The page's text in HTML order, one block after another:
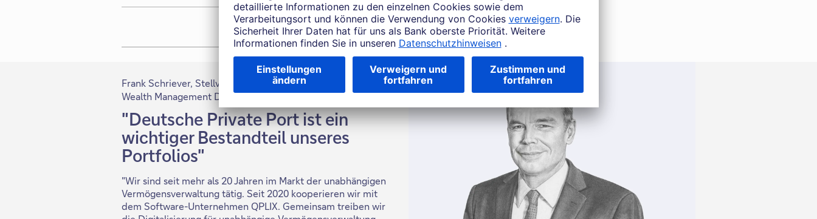
Frank Schriever, Stellvertretender Leiter und Vice Chairman
Wealth Management Deutschland:
"Deutsche Private Port ist ein
wichtiger Bestandteil unseres
Portfolios"
"Wir sind seit mehr als 20 Jahren im Markt der unabhängigen
Vermögensverwaltung tätig. Seit 2020 kooperieren wir mit
dem Software-Unternehmen QPLIX. Gemeinsam treiben wir